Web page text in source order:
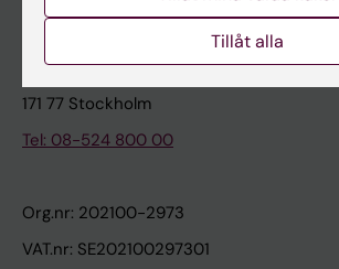
Kontakta presstjänsten
Karolinska Institutet
171 77 Stockholm
Tel: 08-524 800 00
Org.nr: 202100-2973
VAT.nr: SE202100297301
Tillåt alla